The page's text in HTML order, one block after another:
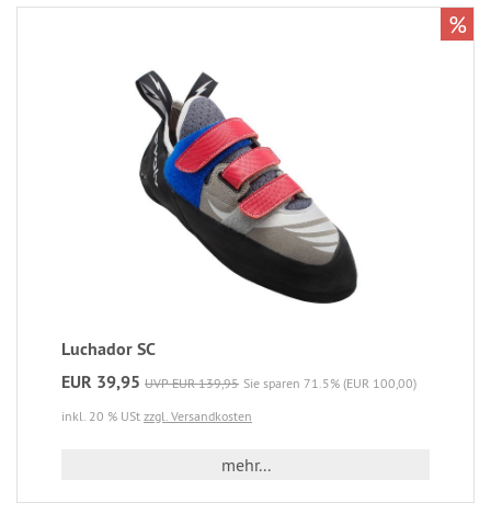
Luchador SC
EUR 39,95 UVP EUR 139,95 Sie sparen 71.5% (EUR 100,00)
inkl. 20 % USt zzgl. Versandkosten
mehr...
%